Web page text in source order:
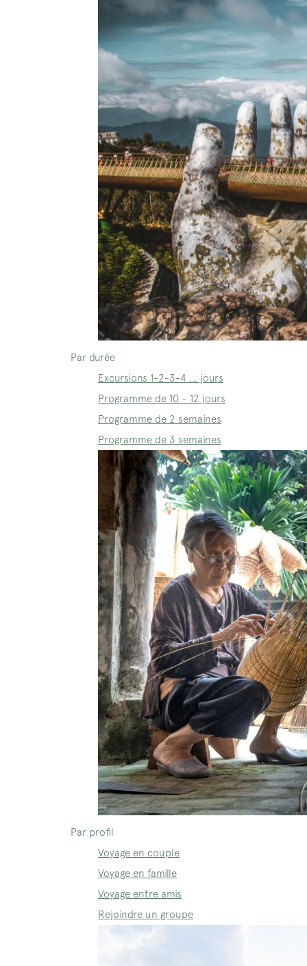
Par durée
Excursions 1-2-3-4 … jours
Programme de 10 – 12 jours
Programme de 2 semaines
Programme de 3 semaines
Par profil
Voyage en couple
Voyage en famille
Voyage entre amis
Rejoindre un groupe